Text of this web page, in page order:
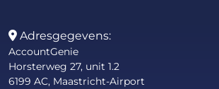
Adresgegevens:
AccountGenie
Horsterweg 27, unit 1.2
6199 AC, Maastricht-Airport